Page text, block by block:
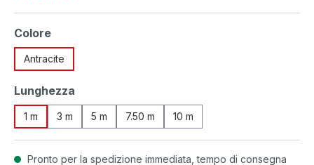
Seleziona
Colore
Antracite
Seleziona
Lunghezza
1 m 3 m 5 m 7.50 m 10 m
Pronto per la spedizione immediata, tempo di consegna